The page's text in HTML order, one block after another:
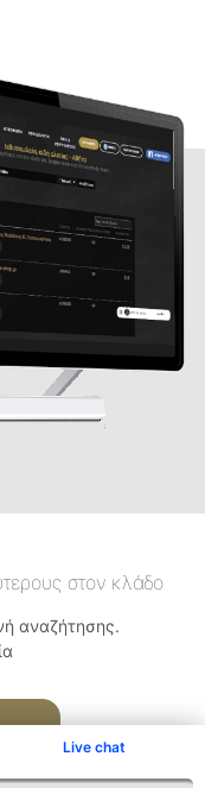
Live chat
στον κλάδο
αναζήτησης.